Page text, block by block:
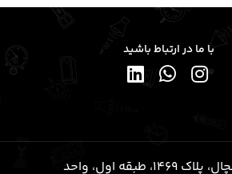
با ما در ارتباط باشید
قلهک، خیابان شریعتی (رو به شمال)، نرسیده به خیابان یخچال، پلاک ۱۴۶۹، طبقه اول، واحد